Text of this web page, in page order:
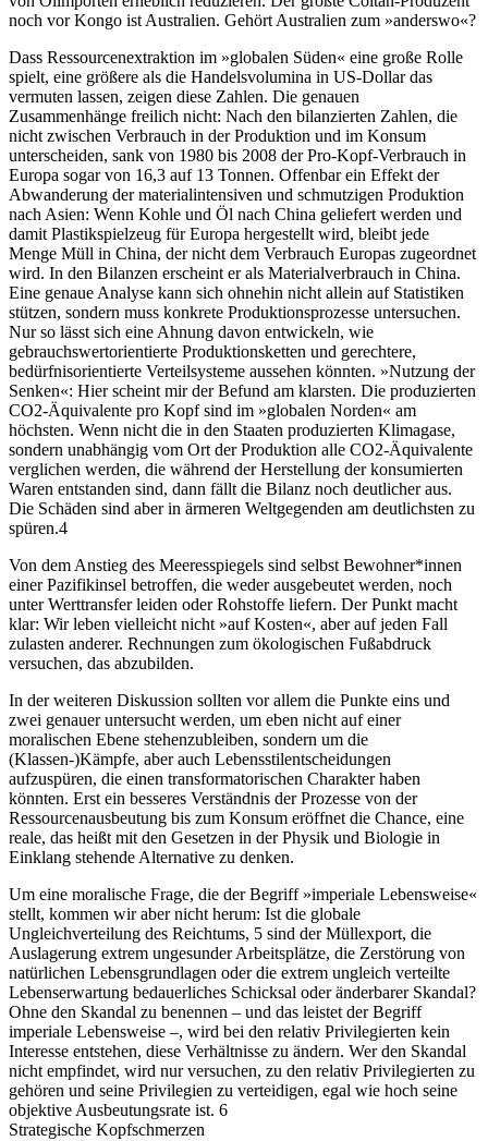
noch vor Kongo ist Australien. Gehört Australien zum »anderswo«?
Dass Ressourcenextraktion im »globalen Süden« eine große Rolle
spielt, eine größere als die Handelsvolumina in US-Dollar das
vermuten lassen, zeigen diese Zahlen. Die genauen
Zusammenhänge freilich nicht: Nach den bilanzierten Zahlen, die
nicht zwischen Verbrauch in der Produktion und im Konsum
unterscheiden, sank von 1980 bis 2008 der Pro-Kopf-Verbrauch in
Europa sogar von 16,3 auf 13 Tonnen. Offenbar ein Effekt der
Abwanderung der materialintensiven und schmutzigen Produktion
nach Asien: Wenn Kohle und Öl nach China geliefert werden und
damit Plastikspielzeug für Europa hergestellt wird, bleibt jede
Menge Müll in China, der nicht dem Verbrauch Europas zugeordnet
wird. In den Bilanzen erscheint er als Materialverbrauch in China.
Eine genaue Analyse kann sich ohnehin nicht allein auf Statistiken
stützen, sondern muss konkrete Produktionsprozesse untersuchen.
Nur so lässt sich eine Ahnung davon entwickeln, wie
gebrauchswertorientierte Produktionsketten und gerechtere,
bedürfnisorientierte Verteilsysteme aussehen könnten. »Nutzung der
Senken«: Hier scheint mir der Befund am klarsten. Die produzierten
CO2-Äquivalente pro Kopf sind im »globalen Norden« am
höchsten. Wenn nicht die in den Staaten produzierten Klimagase,
sondern unabhängig vom Ort der Produktion alle CO2-Äquivalente
verglichen werden, die während der Herstellung der konsumierten
Waren entstanden sind, dann fällt die Bilanz noch deutlicher aus.
Die Schäden sind aber in ärmeren Weltgegenden am deutlichsten zu
spüren.4
Von dem Anstieg des Meeresspiegels sind selbst Bewohner*innen
einer Pazifikinsel betroffen, die weder ausgebeutet werden, noch
unter Werttransfer leiden oder Rohstoffe liefern. Der Punkt macht
klar: Wir leben vielleicht nicht »auf Kosten«, aber auf jeden Fall
zulasten anderer. Rechnungen zum ökologischen Fußabdruck
versuchen, das abzubilden.
In der weiteren Diskussion sollten vor allem die Punkte eins und
zwei genauer untersucht werden, um eben nicht auf einer
moralischen Ebene stehenzubleiben, sondern um die
(Klassen-)Kämpfe, aber auch Lebensstilentscheidungen
aufzuspüren, die einen transformatorischen Charakter haben
könnten. Erst ein besseres Verständnis der Prozesse von der
Ressourcenausbeutung bis zum Konsum eröffnet die Chance, eine
reale, das heißt mit den Gesetzen in der Physik und Biologie in
Einklang stehende Alternative zu denken.
Um eine moralische Frage, die der Begriff »imperiale Lebensweise«
stellt, kommen wir aber nicht herum: Ist die globale
Ungleichverteilung des Reichtums, 5 sind der Müllexport, die
Auslagerung extrem ungesunder Arbeitsplätze, die Zerstörung von
natürlichen Lebensgrundlagen oder die extrem ungleich verteilte
Lebenserwartung bedauerliches Schicksal oder änderbarer Skandal?
Ohne den Skandal zu benennen – und das leistet der Begriff
imperiale Lebensweise –, wird bei den relativ Privilegierten kein
Interesse entstehen, diese Verhältnisse zu ändern. Wer den Skandal
nicht empfindet, wird nur versuchen, zu den relativ Privilegierten zu
gehören und seine Privilegien zu verteidigen, egal wie hoch seine
objektive Ausbeutungsrate ist. 6
Strategische Kopfschmerzen